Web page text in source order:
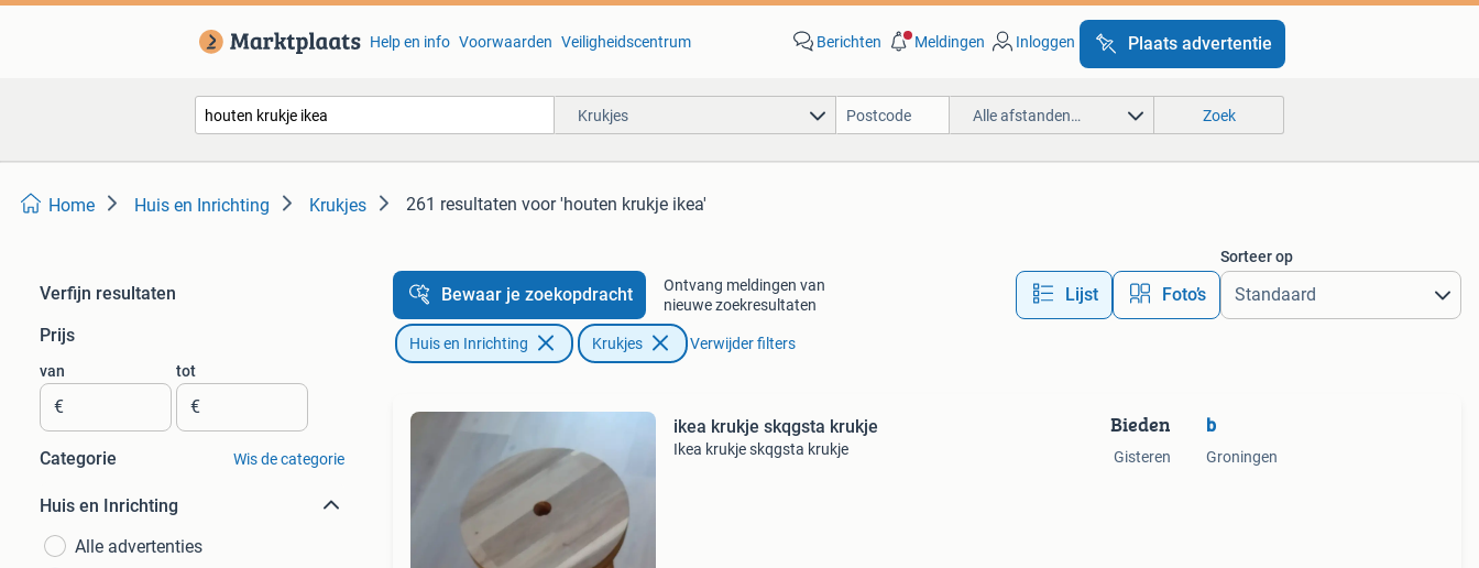
Help en info Voorwaarden Veiligheidscentrum Berichten Meldingen Inloggen Plaats advertentie
Krukjes Alle afstanden… Zoek
Home Huis en Inrichting Krukjes 261 resultaten voor 'houten krukje ikea'
Verfijn resultaten
Prijs
van
€
tot
€
Categorie Wis de categorie
Huis en Inrichting
Alle advertenties
Bewaar je zoekopdracht
Ontvang meldingen van
nieuwe zoekresultaten
Lijst Foto’s
Sorteer op
Huis en Inrichting Krukjes Verwijder filters
ikea krukje skqgsta krukje
Ikea krukje skqgsta krukje
Bieden
Gisteren
b
Groningen